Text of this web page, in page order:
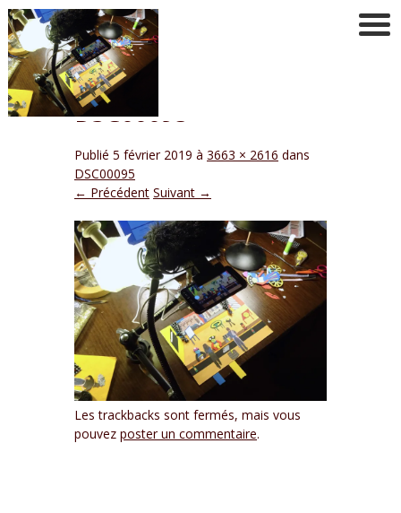
DSC00095
Publié 5 février 2019 à 3663 × 2616 dans
DSC00095
← Précédent Suivant →
Les trackbacks sont fermés, mais vous
pouvez poster un commentaire.